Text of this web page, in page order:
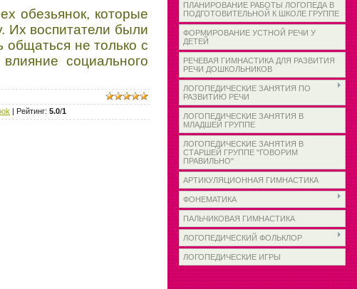
обезьянок, которые
Их воспитатели были
общаться не только с
социального
| Рейтинг: 5.0/1
ПЛАНИРОВАНИЕ РАБОТЫ ЛОГОПЕДА В
ПОДГОТОВИТЕЛЬНОЙ К ШКОЛЕ ГРУППЕ
ФОРМИРОВАНИЕ УСТНОЙ РЕЧИ У
ДЕТЕЙ
РЕЧЕВАЯ ГИМНАСТИКА ДЛЯ РАЗВИТИЯ
РЕЧИ ДОШКОЛЬНИКОВ
ЛОГОПЕДИЧЕСКИЕ ЗАНЯТИЯ ПО
РАЗВИТИЮ РЕЧИ
ЛОГОПЕДИЧЕСКИЕ ЗАНЯТИЯ В
МЛАДШЕЙ ГРУППЕ
ЛОГОПЕДИЧЕСКИЕ ЗАНЯТИЯ В
СТАРШЕЙ ГРУППЕ "ГОВОРИМ
ПРАВИЛЬНО"
АРТИКУЛЯЦИОННАЯ ГИМНАСТИКА
ФОНЕМАТИКА
ПАЛЬЧИКОВАЯ ГИМНАСТИКА
ЛОГОПЕДИЧЕСКИЙ ФОЛЬКЛОР
ЛОГОПЕДИЧЕСКИЕ ИГРЫ